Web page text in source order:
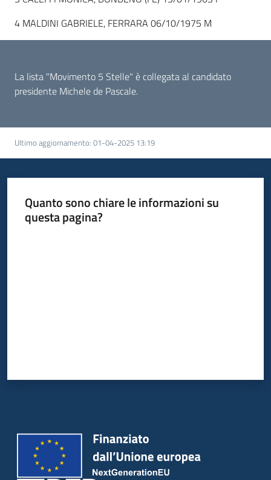
Campagne
comunicazione
Seguici
su
4 MALDINI GABRIELE, FERRARA 06/10/1975 M
La lista "Movimento 5 Stelle" è collegata al candidato
presidente Michele de Pascale.
Ultimo aggiornamento: 01-04-2025 13:19
Quanto sono chiare le informazioni su
questa pagina?